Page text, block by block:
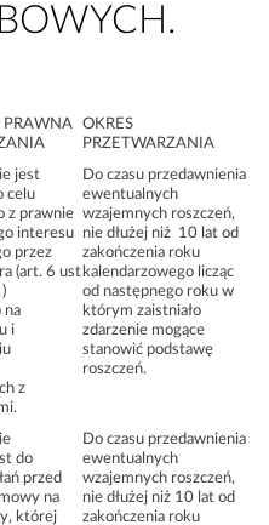
PRAWNA
OKRES
PRZETWARZANIA
jest
celu
z prawnie
interesu
przez
(art. 6 ust
na
i
z
Do czasu przedawnienia
ewentualnych
wzajemnych roszczeń,
nie dłużej niż 10 lat od
zakończenia roku
kalendarzowego licząc
od następnego roku w
którym zaistniało
zdarzenie mogące
stanowić podstawę
roszczeń.
do
przed
na
której
Do czasu przedawnienia
ewentualnych
wzajemnych roszczeń,
nie dłużej niż 10 lat od
zakończenia roku